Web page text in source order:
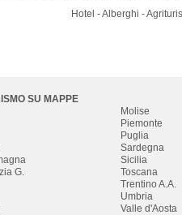
Hotel - Alberghi -
SU MAPPE
G.
Molise
Piemonte
Puglia
Sardegna
Sicilia
Toscana
Trentino A.A.
Umbria
Valle d'Aosta